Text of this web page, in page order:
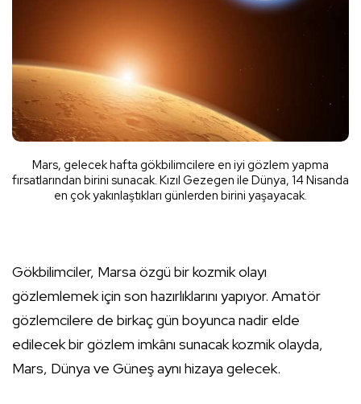
Mars, gelecek hafta gökbilimcilere en iyi gözlem yapma
fırsatlarından birini sunacak. Kızıl Gezegen ile Dünya, 14 Nisanda
en çok yakınlaştıkları günlerden birini yaşayacak.
Gökbilimciler, Marsa özgü bir kozmik olayı
gözlemlemek için son hazırlıklarını yapıyor. Amatör
gözlemcilere de birkaç gün boyunca nadir elde
edilecek bir gözlem imkânı sunacak kozmik olayda,
Mars, Dünya ve Güneş aynı hizaya gelecek.